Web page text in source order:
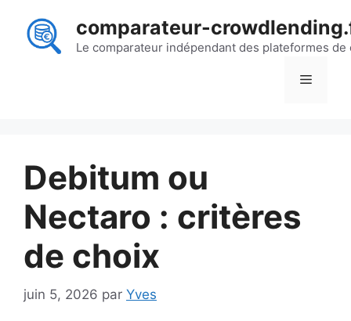
contenu
comparateur-
Le comparateur indépendant des plateformes
Menu
Debitum ou
Nectaro : critères
de choix
juin 5, 2026 par Yves